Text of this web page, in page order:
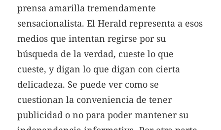
prensa amarilla tremendamente
sensacionalista. El Herald representa a esos
medios que intentan regirse por su
búsqueda de la verdad, cueste lo que
cueste, y digan lo que digan con cierta
delicadeza. Se puede ver como se
cuestionan la conveniencia de tener
publicidad o no para poder mantener su